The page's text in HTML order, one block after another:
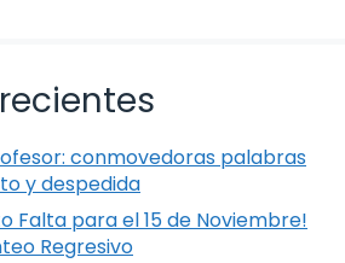
conmovedoras palabras
y despedida
Falta para el 15 de Noviembre!
Regresivo